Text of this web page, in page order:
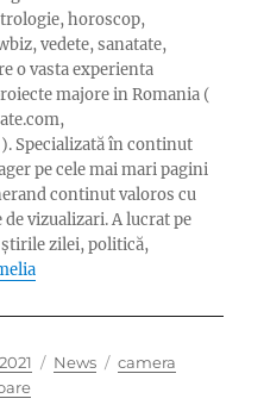
horoscop,
vedete, sanatate,
o vasta experienta
majore in Romania (
Specializată în continut
pe cele mai mari pagini
continut valoros cu
vizualizari. A lucrat pe
știrile zilei, politică,
Categories
News Tags
camera